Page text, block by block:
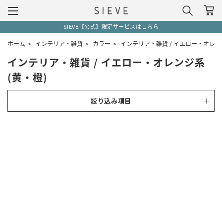
SIEVE【公式】限定サービスはこちら
ホーム > インテリア・雑貨 > カラー > インテリア・雑貨 / イエロー・オレ
インテリア・雑貨 / イエロー・オレンジ系
(黄・橙)
絞り込み項目